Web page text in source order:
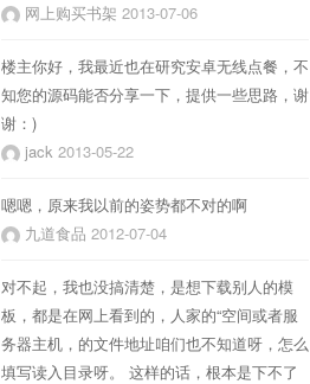
网上购买书架 2013-07-06
楼主你好，我最近也在研究安卓无线点餐，不
知您的源码能否分享一下，提供一些思路，谢
谢：)
jack 2013-05-22
嗯嗯，原来我以前的姿势都不对的啊
九道食品 2012-07-04
对不起，我也没搞清楚，是想下载别人的模
板，都是在网上看到的，人家的“空间或者服
务器主机，的文件地址咱们也不知道呀，怎么
填写读入目录呀。 这样的话，根本是下不了